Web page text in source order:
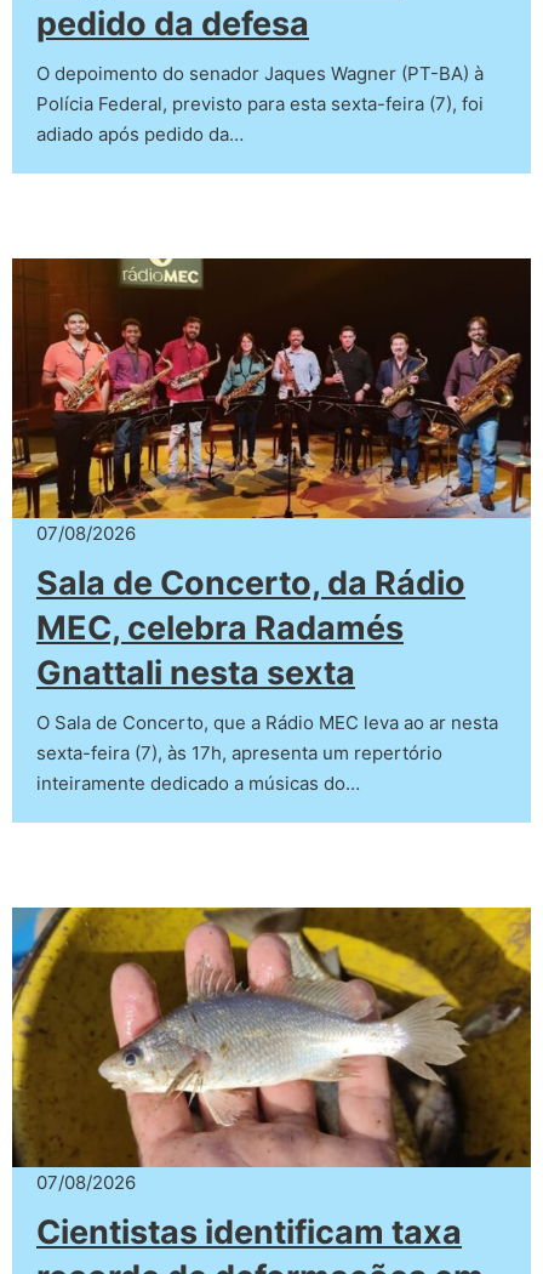
pedido da defesa
O depoimento do senador Jaques Wagner (PT-BA) à
Polícia Federal, previsto para esta sexta-feira (7), foi
adiado após pedido da…
07/08/2026
Sala de Concerto, da Rádio
MEC, celebra Radamés
Gnattali nesta sexta
O Sala de Concerto, que a Rádio MEC leva ao ar nesta
sexta-feira (7), às 17h, apresenta um repertório
inteiramente dedicado a músicas do…
07/08/2026
Cientistas identificam taxa